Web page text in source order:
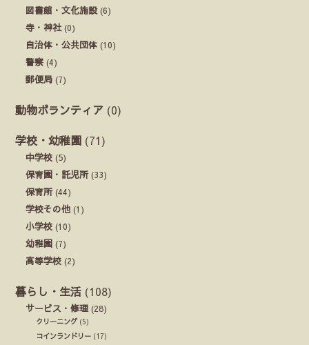
図書館・文化施設(6)
寺・神社(0)
自治体・公共団体 (10)
警察 (4)
郵便局 (7)
動物ボランティア (0)
学校・幼稚園 (71)
中学校 (5)
保育園・託児所(33)
保育所(44)
学校その他 (1)
小学校 (10)
幼稚園 (7)
高等学校 (2)
暮らし・生活 (108)
サービス・修理 (28)
クリーニング(5)
コインランドリー (17)